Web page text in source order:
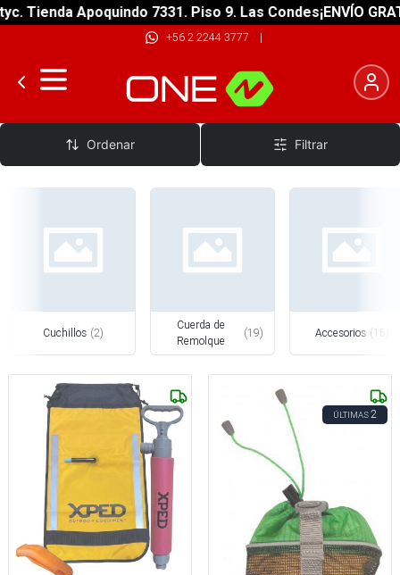
Apoquindo 7331. Piso 9. Las Condes¡ENVÍO GRATIS!
+56 2 2244 3777 |
Seguridad y Rescate
Ordenar Filtrar
Cuchillos (2)
Cuerda de
Remolque
(19) Accesorios (15
ÚLTIMAS2